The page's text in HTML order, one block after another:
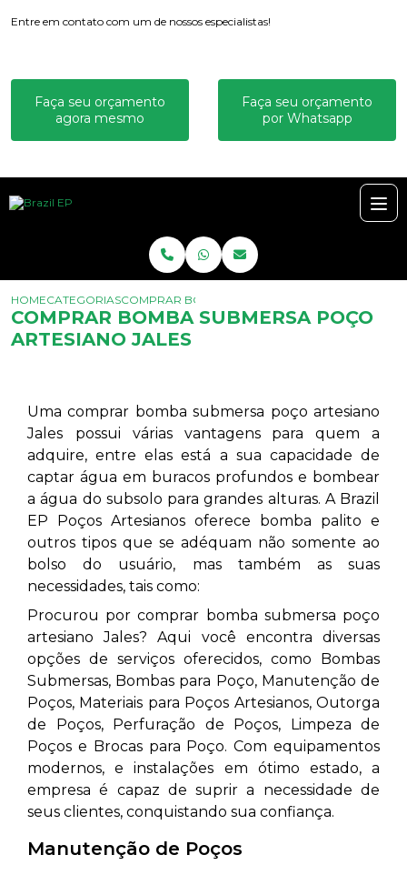
Entre em contato com um de nossos especialistas!
Faça seu orçamento
agora mesmo
Faça seu orçamento
por Whatsapp
HOMECATEGORIASCOMPRAR BOMBA SUBMERSA POÇO ARTESIANO
COMPRAR BOMBA SUBMERSA POÇO
ARTESIANO JALES
Uma comprar bomba submersa poço artesiano
Jales
possui várias vantagens para quem a
adquire, entre elas está a sua capacidade de
captar água em buracos profundos e bombear
a água do subsolo para grandes alturas. A Brazil
EP Poços Artesianos oferece bomba palito e
outros tipos que se adéquam não somente ao
bolso do usuário, mas também as suas
necessidades, tais como:
Procurou por comprar bomba submersa poço
artesiano Jales? Aqui você encontra diversas
opções de serviços oferecidos, como Bombas
Submersas, Bombas para Poço, Manutenção de
Poços, Materiais para Poços Artesianos, Outorga
de Poços, Perfuração de Poços, Limpeza de
Poços e Brocas para Poço. Com equipamentos
modernos, e instalações em ótimo estado, a
empresa é capaz de suprir a necessidade de
seus clientes, conquistando sua confiança.
Manutenção de Poços